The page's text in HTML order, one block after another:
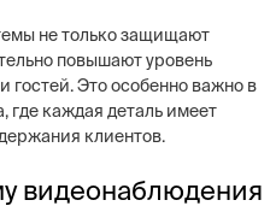
не только защищают
повышают уровень
гостей. Это особенно важно в
где каждая деталь имеет
клиентов.
видеонаблюдения